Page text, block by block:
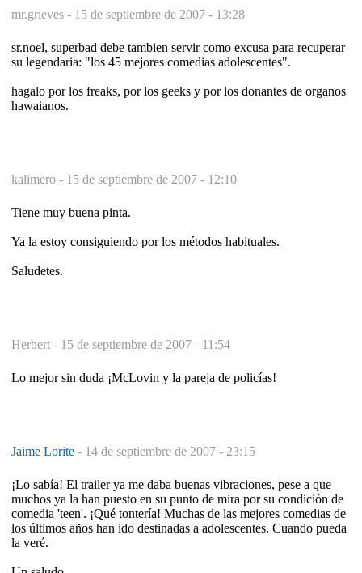
mr.grieves - 15 de septiembre de 2007 - 13:28
sr.noel, superbad debe tambien servir como excusa para recuperar
su legendaria: "los 45 mejores comedias adolescentes".
hagalo por los freaks, por los geeks y por los donantes de organos
hawaianos.
kalimero - 15 de septiembre de 2007 - 12:10
Tiene muy buena pinta.
Ya la estoy consiguiendo por los métodos habituales.
Saludetes.
Herbert - 15 de septiembre de 2007 - 11:54
Lo mejor sin duda ¡McLovin y la pareja de policías!
Jaime Lorite - 14 de septiembre de 2007 - 23:15
¡Lo sabía! El trailer ya me daba buenas vibraciones, pese a que
muchos ya la han puesto en su punto de mira por su condición de
comedia 'teen'. ¡Qué tontería! Muchas de las mejores comedias de
los últimos años han ido destinadas a adolescentes. Cuando pueda
la veré.